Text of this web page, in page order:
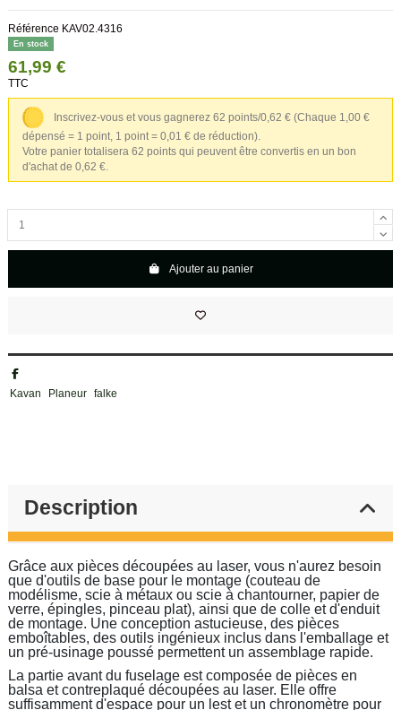
Référence KAV02.4316
En stock
61,99 €
TTC
Inscrivez-vous et vous gagnerez 62 points/0,62 € (Chaque 1,00 €
dépensé = 1 point, 1 point = 0,01 € de réduction).
Votre panier totalisera 62 points qui peuvent être convertis en un bon
d'achat de 0,62 €.
Ajouter au panier
Kavan Planeur falke
Description
Grâce aux pièces découpées au laser, vous n'aurez besoin
que d'outils de base pour le montage (couteau de
modélisme, scie à métaux ou scie à chantourner, papier de
verre, épingles, pinceau plat), ainsi que de colle et d'enduit
de montage. Une conception astucieuse, des pièces
emboîtables, des outils ingénieux inclus dans l'emballage et
un pré-usinage poussé permettent un assemblage rapide.
La partie avant du fuselage est composée de pièces en
balsa et contreplaqué découpées au laser. Elle offre
suffisamment d'espace pour un lest et un chronomètre pour